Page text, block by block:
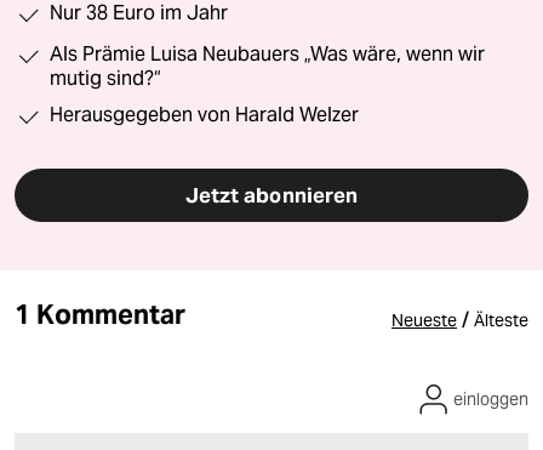
Nur 38 Euro im Jahr
Als Prämie Luisa Neubauers „Was wäre, wenn wir
mutig sind?“
Herausgegeben von Harald Welzer
Jetzt abonnieren
1 Kommentar Neueste / Älteste
einloggen